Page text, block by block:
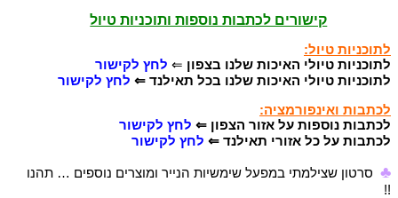
קישורים לכתבות נוספות ותוכניות טיול
לתוכניות טיול:
לתוכניות טיולי האיכות שלנו בצפון ⇐ לחץ לקישור
לתוכניות טיולי האיכות שלנו בכל תאילנד ⇐ לחץ לקישור
לכתבות ואינפורמציה:
לכתבות נוספות על אזור הצפון ⇐ לחץ לקישור
לכתבות על כל אזורי תאילנד ⇐ לחץ לקישור
♣ סרטון שצילמתי במפעל שימשיות הנייר ומוצרים נוספים … תהנו
!!